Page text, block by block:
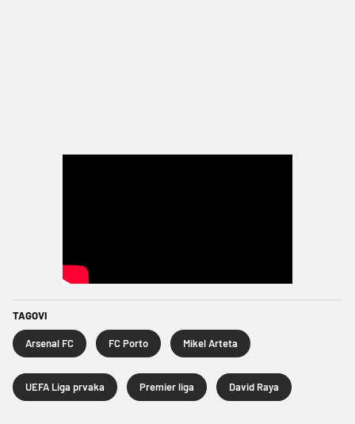
TAGOVI
Arsenal FC FC Porto Mikel Arteta
UEFA Liga prvaka Premier liga David Raya